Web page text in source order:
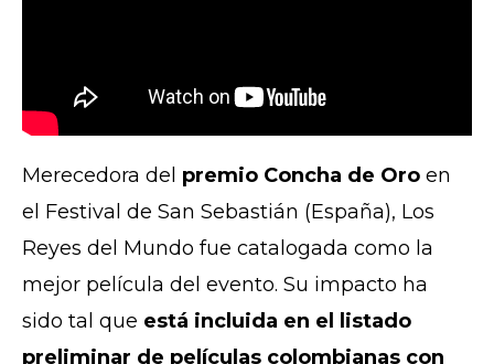
Merecedora del premio Concha de Oro en
el Festival de San Sebastián (España), Los
Reyes del Mundo fue catalogada como la
mejor película del evento. Su impacto ha
sido tal que está incluida en el listado
preliminar de películas colombianas con